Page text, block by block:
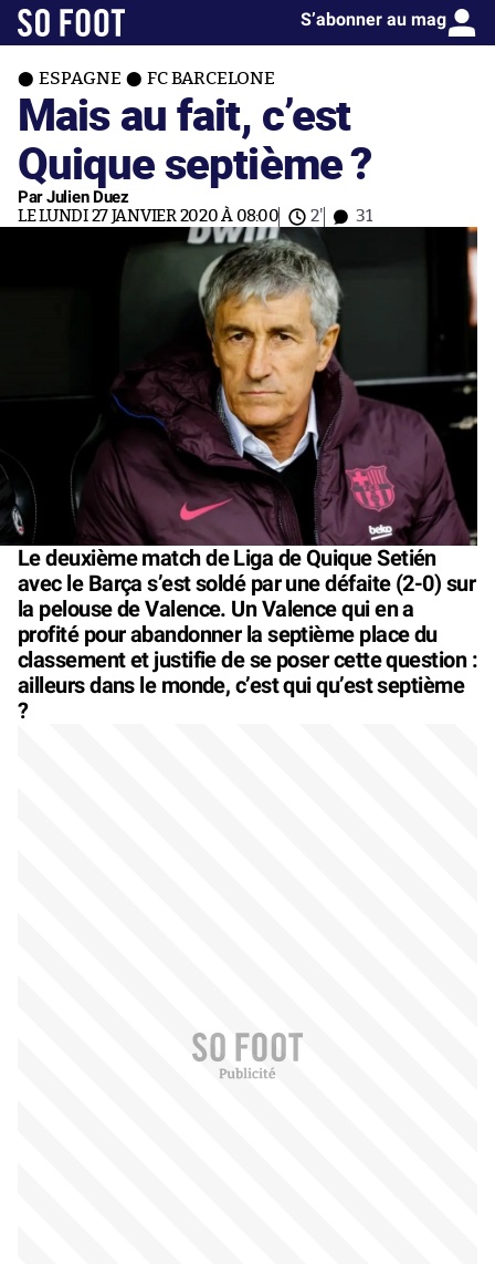
S’abonner au mag
ESPAGNE FC BARCELONE
Mais au fait, c’est
Quique septième ?
Par Julien Duez
LE LUNDI 27 JANVIER 2020 À 08:00 2' 31
Le deuxième match de Liga de Quique Setién
avec le Barça s’est soldé par une défaite (2-0) sur
la pelouse de Valence. Un Valence qui en a
profité pour abandonner la septième place du
classement et justifie de se poser cette question :
ailleurs dans le monde, c’est qui qu’est septième
?